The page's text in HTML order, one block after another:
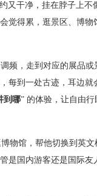
又干净，挂在脖子上
觉得累，逛景区、博
频，走到对应的展品
每到一处古迹，耳边
到哪” 的体验，让自由
物馆，帮他切换到英
是国内游客还是国际